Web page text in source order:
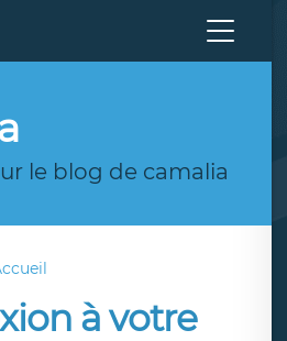
le blog de camalia
à votre